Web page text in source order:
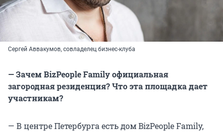
Сергей Аввакумов, совладелец бизнес-клуба
— Зачем BizPeople Family официальная
загородная резиденция? Что эта площадка дает
участникам?
— В центре Петербурга есть дом BizPeople Family,